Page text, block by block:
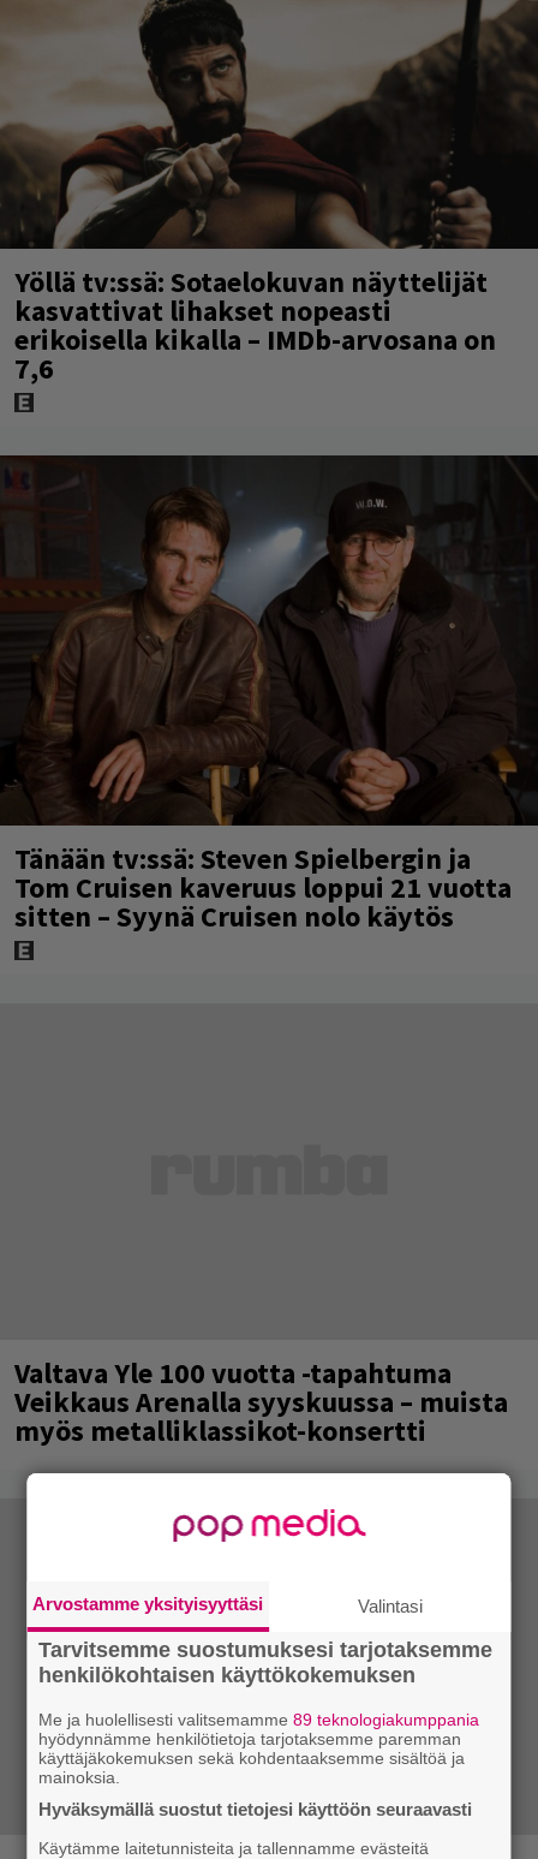
Yöllä tv:ssä: Sotaelokuvan näyttelijät
kasvattivat lihakset nopeasti
erikoisella kikalla – IMDb-arvosana on
7,6
Tänään tv:ssä: Steven Spielbergin ja
Tom Cruisen kaveruus loppui 21 vuotta
sitten – Syynä Cruisen nolo käytös
Valtava Yle 100 vuotta -tapahtuma
Veikkaus Arenalla syyskuussa – muista
myös metalliklassikot-konsertti
Arvostamme yksityisyyttäsi Valintasi
Tarvitsemme suostumuksesi tarjotaksemme
henkilökohtaisen käyttökokemuksen
Me ja huolellisesti valitsemamme89 teknologiakumppania
hyödynnämme henkilötietoja tarjotaksemme paremman
käyttäjäkokemuksen sekä kohdentaaksemme sisältöä ja
mainoksia.
Hyväksymällä suostut tietojesi käyttöön seuraavasti
Käytämme laitetunnisteita ja tallennamme evästeitä